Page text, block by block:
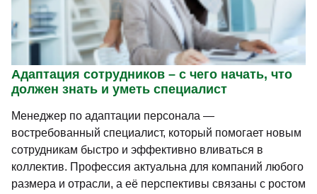
Адаптация сотрудников – с чего начать, что
должен знать и уметь специалист
Менеджер по адаптации персонала —
востребованный специалист, который помогает новым
сотрудникам быстро и эффективно вливаться в
коллектив. Профессия актуальна для компаний любого
размера и отрасли, а её перспективы связаны с ростом